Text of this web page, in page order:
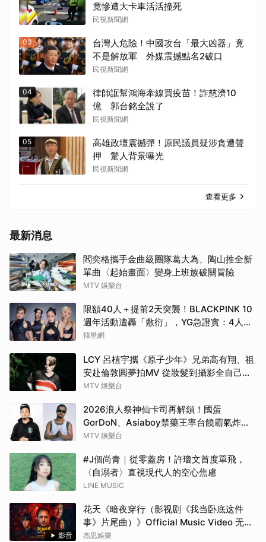
竟慘遭大卡車活活撞死
民視新聞網
03
台灣人危險！中國攻台「最大凶器」竟
不是解放軍 外媒震撼點名2破口
民視新聞網
04
律師誆幫鴻海牽線買疫苗！詐慈濟10
億 郭台銘全說了
民視新聞網
05
高雄政壇震撼彈！原民議員疑涉貪遭聲
押 驚人背景曝光
民視新聞網
查看更多
最新消息
閻奕格攜手金曲級團隊葛大為、陶山推全新
單曲〈起始畫面〉變身上班族破關冒險
MTV 娛樂台
限額40人＋提前2天突襲！BLACKPINK 10
週年活動遭轟「敷衍」，YG急證實：4人確
定完全體出席
韓星網
LCY 呂植宇攜《原子少年》兄弟高有翔、祖
安赴倫敦圓夢拍MV 從妝髮到攝影全自己
來！
MTV 娛樂台
2026浪人祭神仙卡司再解鎖！國蛋
GorDoN、Asiaboy禁藥王率台饒霸氣炸翻
府城 11 月安平重磅開躁！
MTV 娛樂台
#J個尚青｜從零蓋房！許瓊文首度單飛，
〈自溺者〉直視現代人的空心焦慮
LINE MUSIC
影音
花天《暗夜穿行（影视剧《我当卧底这件
事》片尾曲）》Official Music Video 无字
版
杰思娛樂